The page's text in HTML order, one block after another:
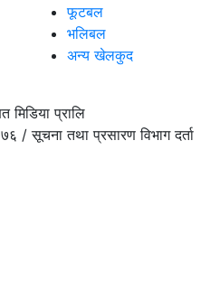
फूटबल
भलिबल
अन्य खेलकुद
मिडिया प्रालि
/ सूचना तथा प्रसारण विभाग दर्ता